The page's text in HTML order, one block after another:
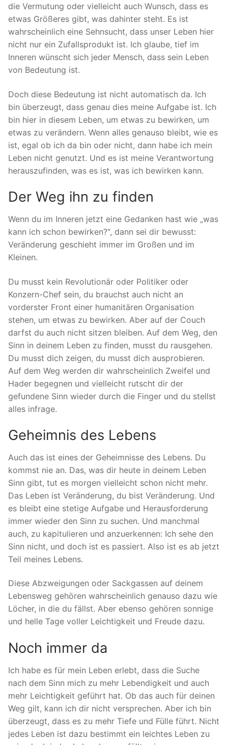
die Vermutung oder vielleicht auch Wunsch, dass es
etwas Größeres gibt, was dahinter steht. Es ist
wahrscheinlich eine Sehnsucht, dass unser Leben hier
nicht nur ein Zufallsprodukt ist. Ich glaube, tief im
Inneren wünscht sich jeder Mensch, dass sein Leben
von Bedeutung ist.
Doch diese Bedeutung ist nicht automatisch da. Ich
bin überzeugt, dass genau dies meine Aufgabe ist. Ich
bin hier in diesem Leben, um etwas zu bewirken, um
etwas zu verändern. Wenn alles genauso bleibt, wie es
ist, egal ob ich da bin oder nicht, dann habe ich mein
Leben nicht genutzt. Und es ist meine Verantwortung
herauszufinden, was es ist, was ich bewirken kann.
Der Weg ihn zu finden
Wenn du im Inneren jetzt eine Gedanken hast wie „was
kann ich schon bewirken?“, dann sei dir bewusst:
Veränderung geschieht immer im Großen und im
Kleinen.
Du musst kein Revolutionär oder Politiker oder
Konzern-Chef sein, du brauchst auch nicht an
vorderster Front einer humanitären Organisation
stehen, um etwas zu bewirken. Aber auf der Couch
darfst du auch nicht sitzen bleiben. Auf dem Weg, den
Sinn in deinem Leben zu finden, musst du rausgehen.
Du musst dich zeigen, du musst dich ausprobieren.
Auf dem Weg werden dir wahrscheinlich Zweifel und
Hader begegnen und vielleicht rutscht dir der
gefundene Sinn wieder durch die Finger und du stellst
alles infrage.
Geheimnis des Lebens
Auch das ist eines der Geheimnisse des Lebens. Du
kommst nie an. Das, was dir heute in deinem Leben
Sinn gibt, tut es morgen vielleicht schon nicht mehr.
Das Leben ist Veränderung, du bist Veränderung. Und
es bleibt eine stetige Aufgabe und Herausforderung
immer wieder den Sinn zu suchen. Und manchmal
auch, zu kapitulieren und anzuerkennen: Ich sehe den
Sinn nicht, und doch ist es passiert. Also ist es ab jetzt
Teil meines Lebens.
Diese Abzweigungen oder Sackgassen auf deinem
Lebensweg gehören wahrscheinlich genauso dazu wie
Löcher, in die du fällst. Aber ebenso gehören sonnige
und helle Tage voller Leichtigkeit und Freude dazu.
Noch immer da
Ich habe es für mein Leben erlebt, dass die Suche
nach dem Sinn mich zu mehr Lebendigkeit und auch
mehr Leichtigkeit geführt hat. Ob das auch für deinen
Weg gilt, kann ich dir nicht versprechen. Aber ich bin
überzeugt, dass es zu mehr Tiefe und Fülle führt. Nicht
jedes Leben ist dazu bestimmt ein leichtes Leben zu